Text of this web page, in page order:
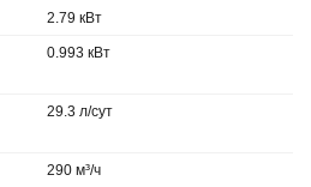
2.79 кВт
0.993 кВт
29.3 л/сут
290 м³/ч